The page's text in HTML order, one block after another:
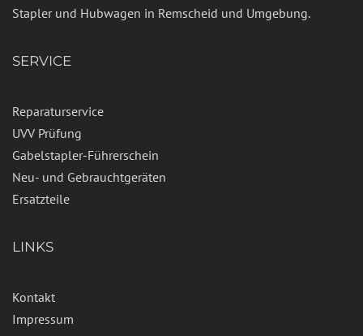
Stapler und Hubwagen in Remscheid und Umgebung.
SERVICE
Reparaturservice
UVV Prüfung
Gabelstapler-Führerschein
Neu- und Gebrauchtgeräten
Ersatzteile
LINKS
Kontakt
Impressum